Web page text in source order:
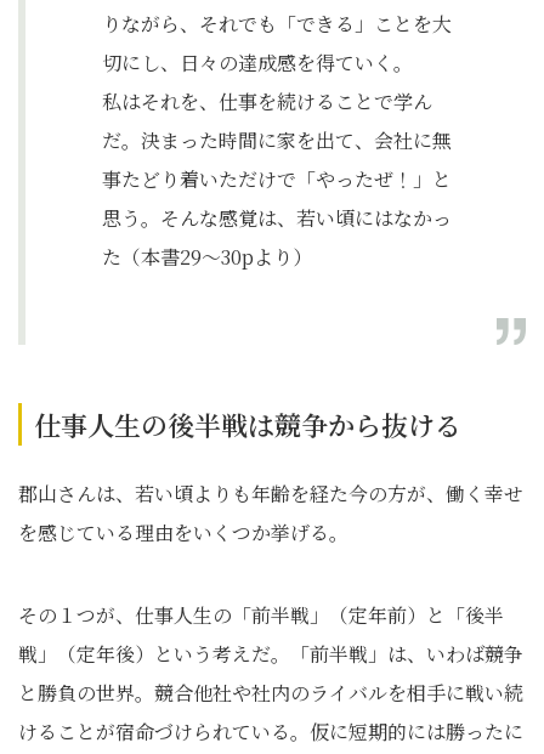
りながら、それでも「できる」ことを大
切にし、日々の達成感を得ていく。
私はそれを、仕事を続けることで学ん
だ。決まった時間に家を出て、会社に無
事たどり着いただけで「やったぜ！」と
思う。そんな感覚は、若い頃にはなかっ
た（本書29～30pより）
仕事人生の後半戦は競争から抜ける
郡山さんは、若い頃よりも年齢を経た今の方が、働く幸せ
を感じている理由をいくつか挙げる。
その１つが、仕事人生の「前半戦」（定年前）と「後半
戦」（定年後）という考えだ。「前半戦」は、いわば競争
と勝負の世界。競合他社や社内のライバルを相手に戦い続
けることが宿命づけられている。仮に短期的には勝ったに